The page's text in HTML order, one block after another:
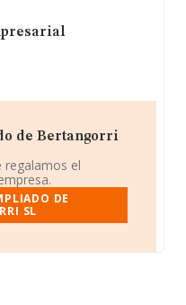
de Bertangorri
regalamos el
DE
SL